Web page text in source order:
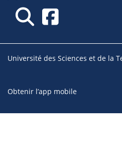
Université des Sciences et de la
Obtenir l’app mobile